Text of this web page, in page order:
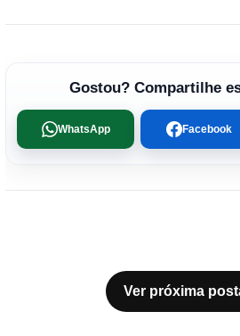
Gostou? Compartilhe
WhatsApp Facebook
Ver próxima